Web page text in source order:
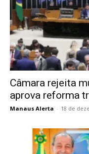
Câmara rejeita
aprova reforma
Manaus Alerta - 18 de